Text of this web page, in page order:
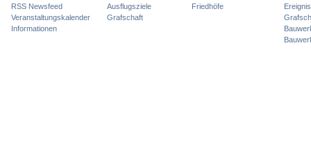
RSS Newsfeed
Veranstaltungskalender
Informationen
Ausflugsziele
Grafschaft
Friedhöfe